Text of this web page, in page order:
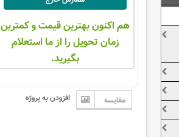
هم اکنون بهترین قیمت و کمترین
زمان تحویل را از ما استعلام
بگیرید.
مقایسه افزودن به پروژه